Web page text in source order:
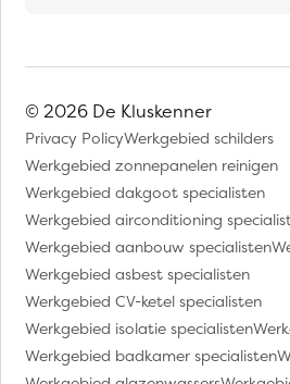
© 2026 De Kluskenner
Privacy PolicyWerkgebied schilders
Werkgebied zonnepanelen reinigen
Werkgebied dakgoot specialisten
Werkgebied airconditioning
Werkgebied aanbouw specialisten
Werkgebied asbest specialisten
Werkgebied CV-ketel specialisten
Werkgebied isolatie specialisten
Werkgebied badkamer specialisten